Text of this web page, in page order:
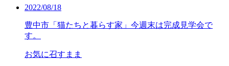
2022/08/18
豊中市「猫たちと暮らす家」今週末は完成見学会で
す。
お気に召すまま